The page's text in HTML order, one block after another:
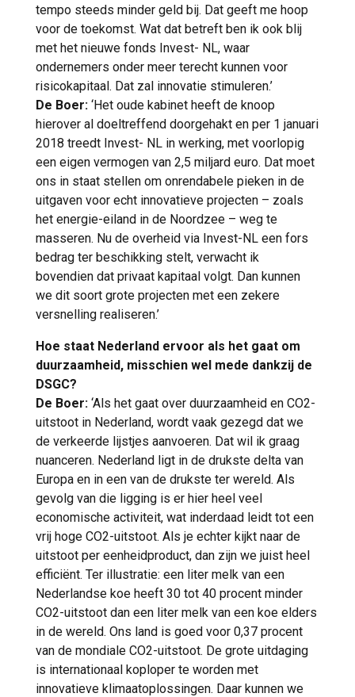
tempo steeds minder geld bij. Dat geeft me hoop
voor de toekomst. Wat dat betreft ben ik ook blij
met het nieuwe fonds Invest- NL, waar
ondernemers onder meer terecht kunnen voor
risicokapitaal. Dat zal innovatie stimuleren.’
De Boer: ‘Het oude kabinet heeft de knoop
hierover al doeltreffend doorgehakt en per 1 januari
2018 treedt Invest- NL in werking, met voorlopig
een eigen vermogen van 2,5 miljard euro. Dat moet
ons in staat stellen om onrendabele pieken in de
uitgaven voor echt innovatieve projecten – zoals
het energie-eiland in de Noordzee – weg te
masseren. Nu de overheid via Invest-NL een fors
bedrag ter beschikking stelt, verwacht ik
bovendien dat privaat kapitaal volgt. Dan kunnen
we dit soort grote projecten met een zekere
versnelling realiseren.’
Hoe staat Nederland ervoor als het gaat om
duurzaamheid, misschien wel mede dankzij de
DSGC?
De Boer: ‘Als het gaat over duurzaamheid en CO2-
uitstoot in Nederland, wordt vaak gezegd dat we
de verkeerde lijstjes aanvoeren. Dat wil ik graag
nuanceren. Nederland ligt in de drukste delta van
Europa en in een van de drukste ter wereld. Als
gevolg van die ligging is er hier heel veel
economische activiteit, wat inderdaad leidt tot een
vrij hoge CO2-uitstoot. Als je echter kijkt naar de
uitstoot per eenheidproduct, dan zijn we juist heel
efficiënt. Ter illustratie: een liter melk van een
Nederlandse koe heeft 30 tot 40 procent minder
CO2-uitstoot dan een liter melk van een koe elders
in de wereld. Ons land is goed voor 0,37 procent
van de mondiale CO2-uitstoot. De grote uitdaging
is internationaal koploper te worden met
innovatieve klimaatoplossingen. Daar kunnen we